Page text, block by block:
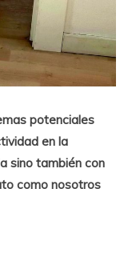
potenciales
en la
sino también con
como nosotros